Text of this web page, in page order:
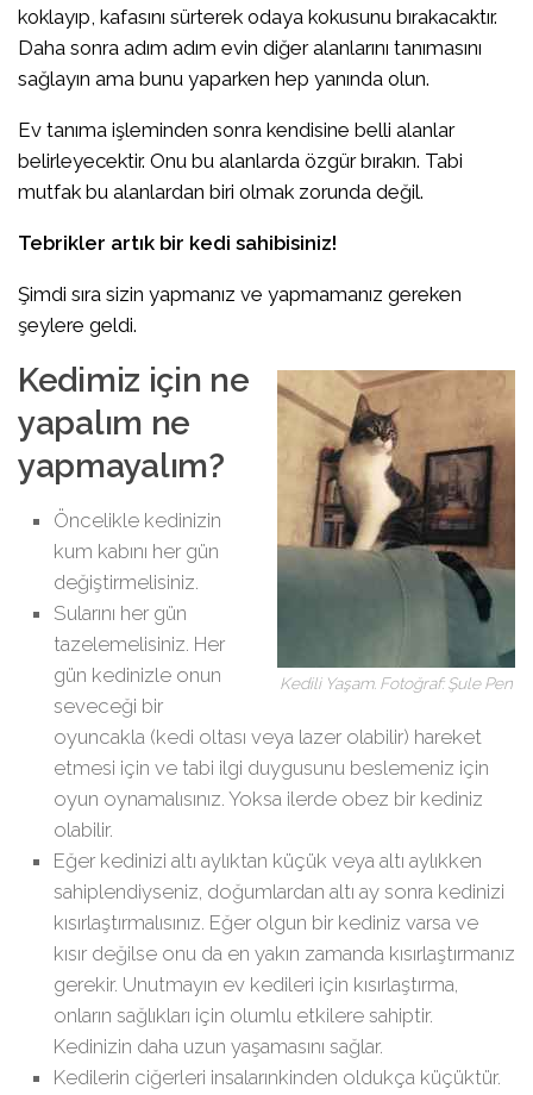
koklayıp, kafasını sürterek odaya kokusunu bırakacaktır.
Daha sonra adım adım evin diğer alanlarını tanımasını
sağlayın ama bunu yaparken hep yanında olun.
Ev tanıma işleminden sonra kendisine belli alanlar
belirleyecektir. Onu bu alanlarda özgür bırakın. Tabi
mutfak bu alanlardan biri olmak zorunda değil.
Tebrikler artık bir kedi sahibisiniz!
Şimdi sıra sizin yapmanız ve yapmamanız gereken
şeylere geldi.
Kedili Yaşam. Fotoğraf: Şule Pen
Kedimiz için ne
yapalım ne
yapmayalım?
Öncelikle kedinizin
kum kabını her gün
değiştirmelisiniz.
Sularını her gün
tazelemelisiniz. Her
gün kedinizle onun
seveceği bir
oyuncakla (kedi oltası veya lazer olabilir) hareket
etmesi için ve tabi ilgi duygusunu beslemeniz için
oyun oynamalısınız. Yoksa ilerde obez bir kediniz
olabilir.
Eğer kedinizi altı aylıktan küçük veya altı aylıkken
sahiplendiyseniz, doğumlardan altı ay sonra kedinizi
kısırlaştırmalısınız. Eğer olgun bir kediniz varsa ve
kısır değilse onu da en yakın zamanda kısırlaştırmanız
gerekir. Unutmayın ev kedileri için kısırlaştırma,
onların sağlıkları için olumlu etkilere sahiptir.
Kedinizin daha uzun yaşamasını sağlar.
Kedilerin ciğerleri insalarınkinden oldukça küçüktür.